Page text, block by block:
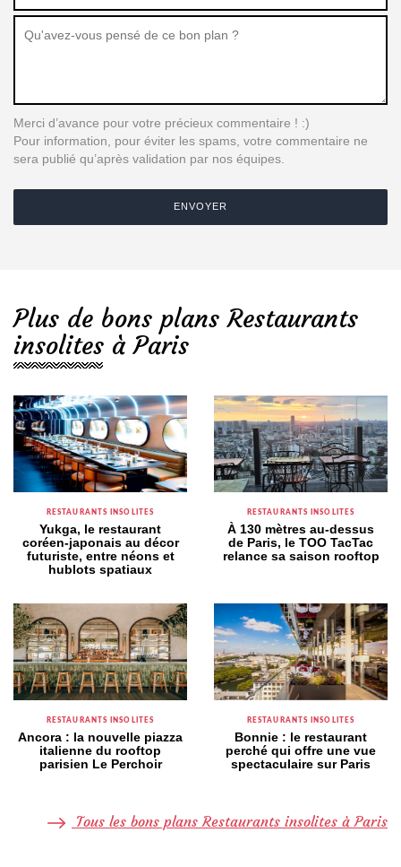
Merci d’avance pour votre précieux commentaire ! :)
Pour information, pour éviter les spams, votre commentaire ne
sera publié qu’après validation par nos équipes.
ENVOYER
Plus de bons plans Restaurants
insolites à Paris
RESTAURANTS INSOLITES
Yukga, le restaurant
coréen-japonais au décor
futuriste, entre néons et
hublots spatiaux
RESTAURANTS INSOLITES
À 130 mètres au-dessus
de Paris, le TOO TacTac
relance sa saison rooftop
RESTAURANTS INSOLITES
Ancora : la nouvelle piazza
italienne du rooftop
parisien Le Perchoir
RESTAURANTS INSOLITES
Bonnie : le restaurant
perché qui offre une vue
spectaculaire sur Paris
Tous les bons plans Restaurants insolites à Paris